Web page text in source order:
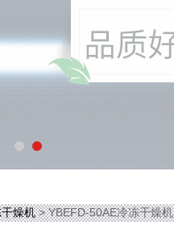
燥机> YBEFD-50AE冷冻干燥机